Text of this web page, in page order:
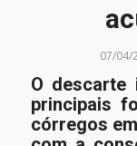
07/04/
O descarte
principais
córregos